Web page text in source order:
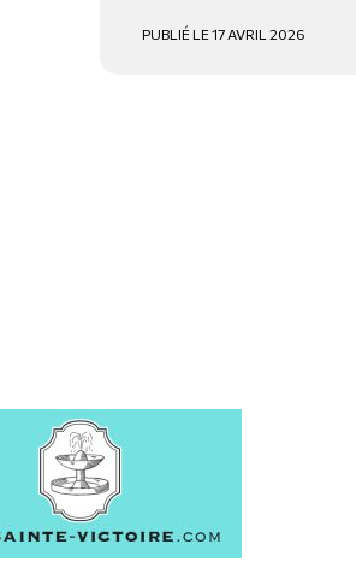
PUBLIÉ LE 17 AVRIL 2026